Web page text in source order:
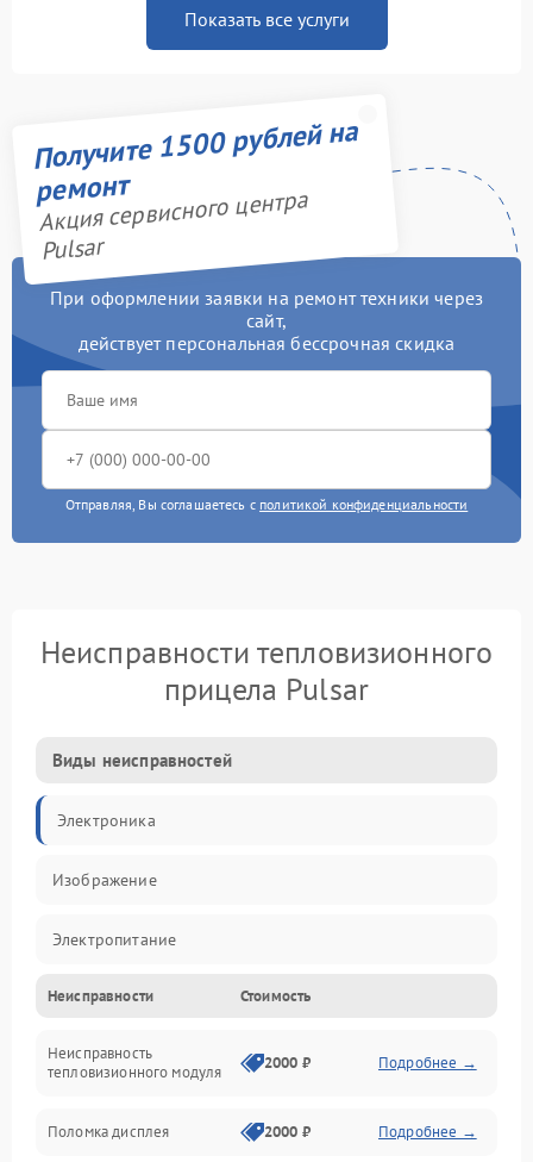
Показать все услуги
Получите 1500 рублей на
ремонт
Акция сервисного центра
Pulsar
При оформлении заявки на ремонт техники через
сайт,
действует персональная бессрочная скидка
Отправляя, Вы соглашаетесь с политикой конфиденциальности
Неисправности тепловизионного
прицела Pulsar
Виды неисправностей
Электроника
Изображение
Электропитание
Измерения
Матрица
Неисправности Стоимость
Неисправность
тепловизионного модуля
2000 ₽ Подробнее →
Поломка дисплея 2000 ₽ Подробнее →